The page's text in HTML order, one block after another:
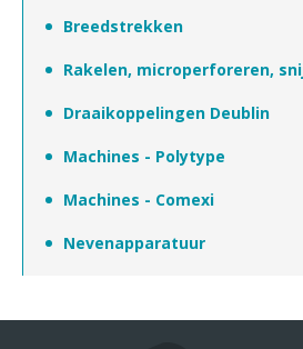
Breedstrekken
Rakelen, microperforeren,
Draaikoppelingen Deublin
Nevenapparatuur
Machines - Polytype
Machines - Comexi